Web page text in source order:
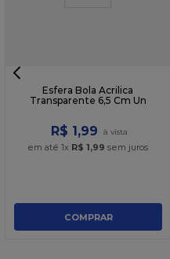
Esfera Bola Acrilica
Transparente 6,5 Cm Un
R$ 1 ,99
em até 1x R$ 1,99 sem juros
COMPRAR